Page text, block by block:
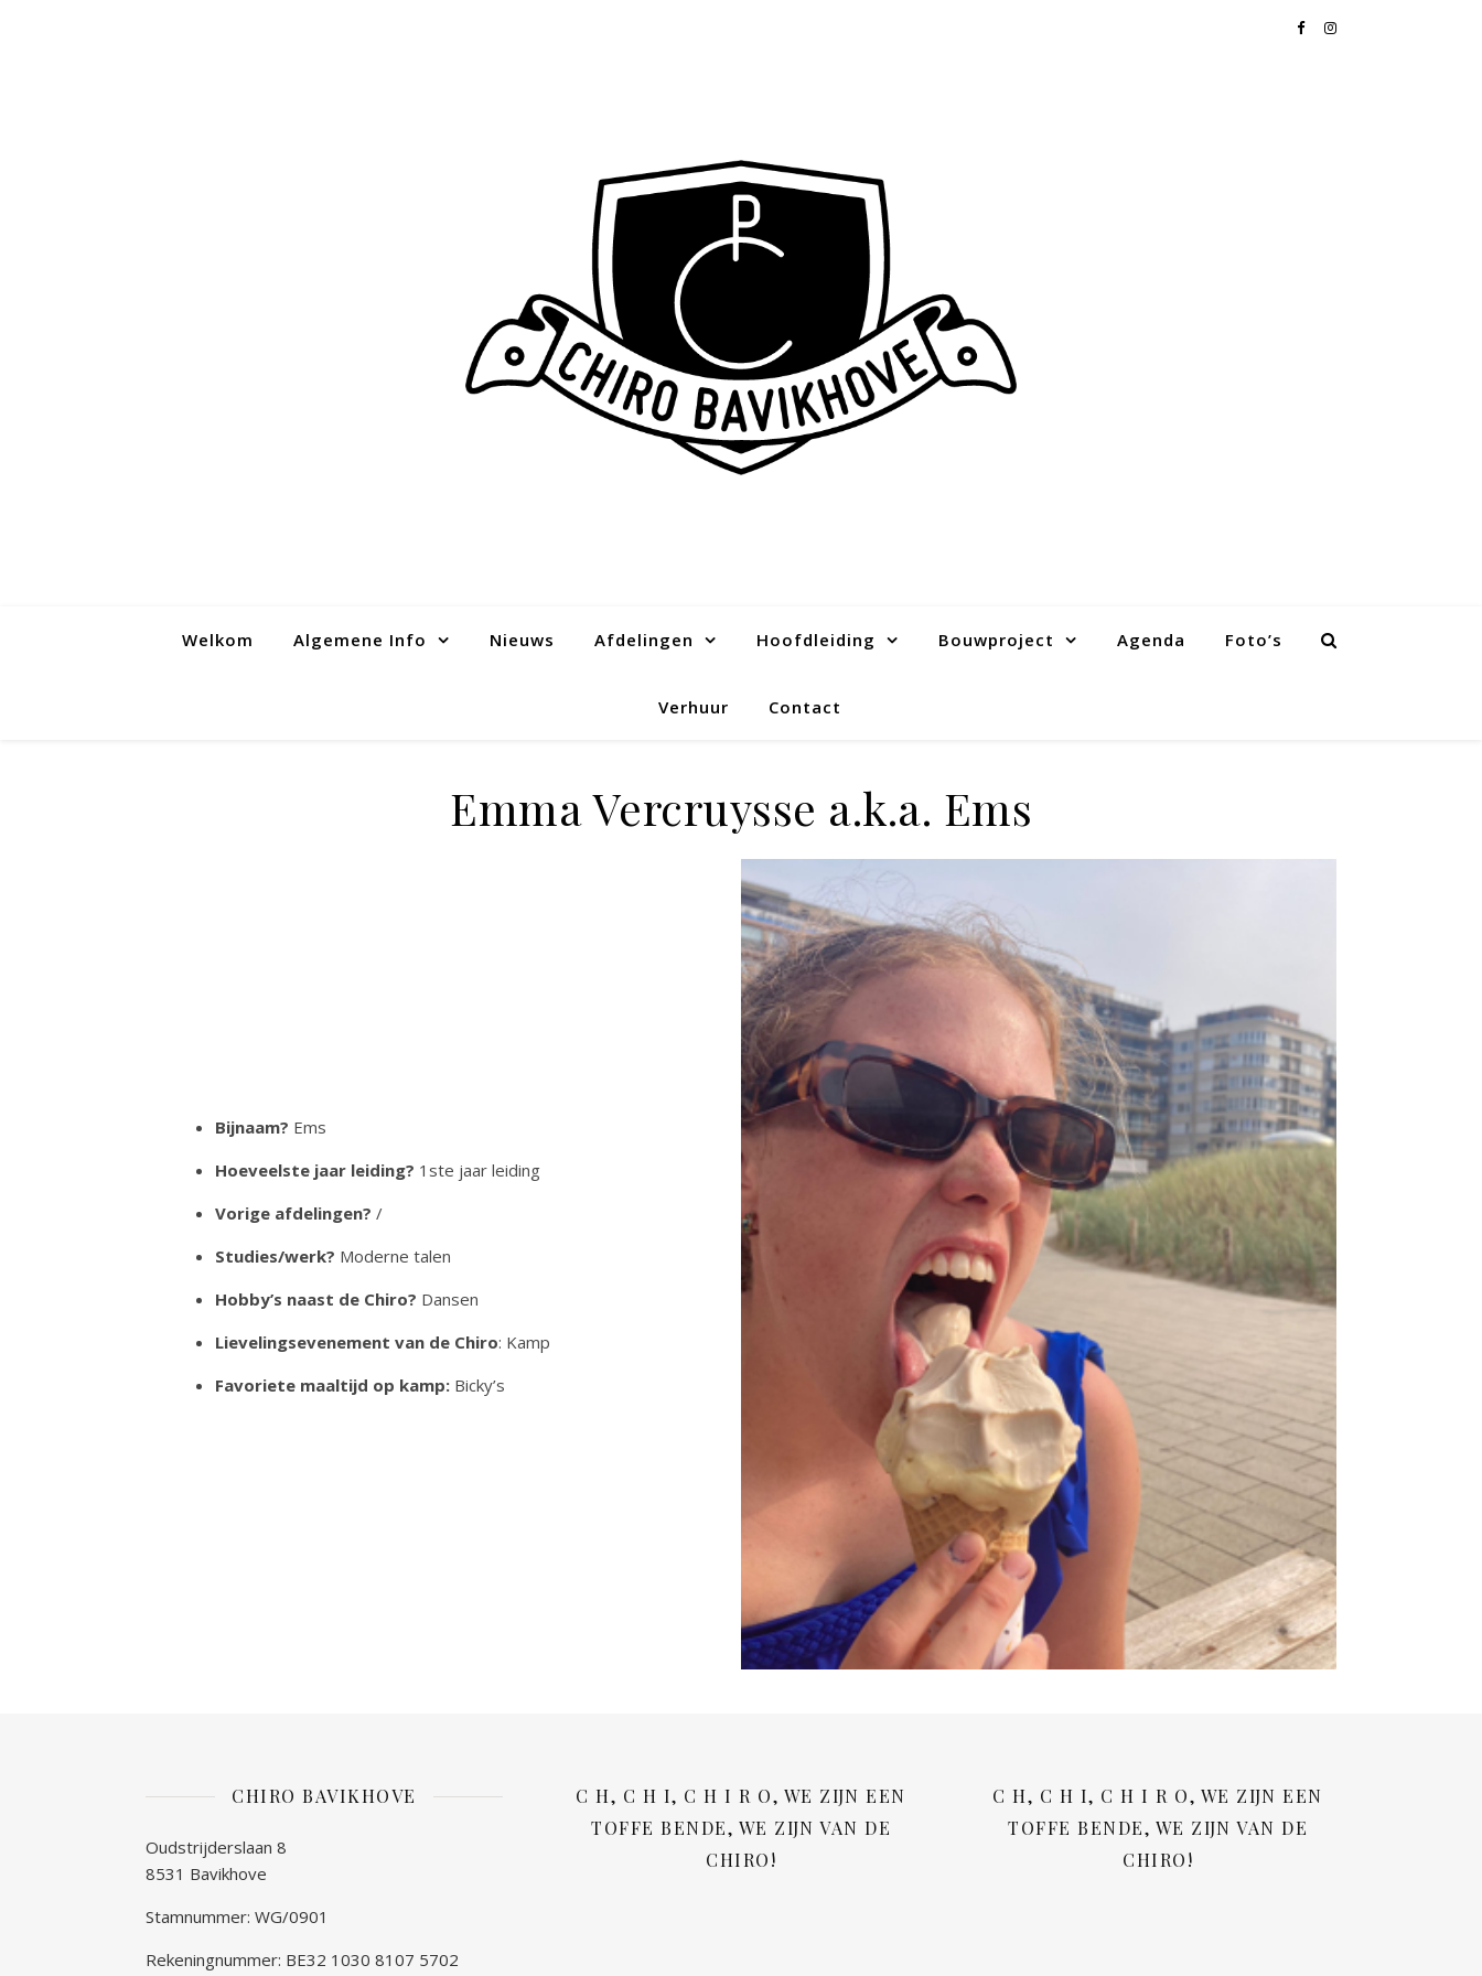
Welkom Algemene Info Nieuws Afdelingen Hoofdleiding Bouwproject Agenda Foto’s
Verhuur Contact
Emma Vercruysse a.k.a. Ems
Bijnaam? Ems
Hoeveelste jaar leiding? 1ste jaar leiding
Vorige afdelingen? /
Studies/werk? Moderne talen
Hobby’s naast de Chiro? Dansen
Lievelingsevenement van de Chiro: Kamp
Favoriete maaltijd op kamp: Bicky’s
CHIRO BAVIKHOVE
Oudstrijderslaan 8
8531 Bavikhove
Stamnummer: WG/0901
Rekeningnummer: BE32 1030 8107 5702
C H, C H I, C H I R O, WE ZIJN EEN
TOFFE BENDE, WE ZIJN VAN DE
CHIRO!
C H, C H I, C H I R O, WE ZIJN EEN
TOFFE BENDE, WE ZIJN VAN DE
CHIRO!